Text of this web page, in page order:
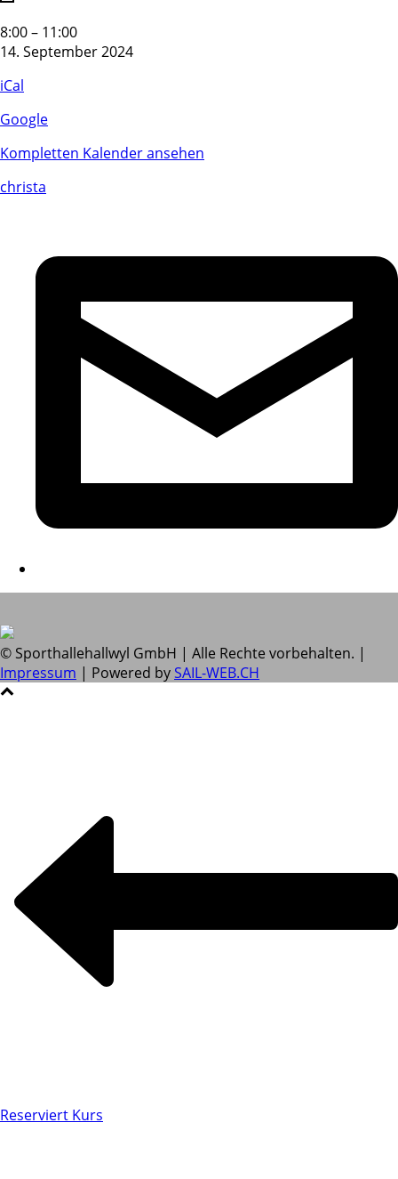
Reserviert
DSH
8:00– 11:00
14. September 2024
iCal
Google
Kompletten Kalender ansehen
christa
© Sporthallehallwyl GmbH | Alle Rechte vorbehalten. |
Impressum | Powered by SAIL-WEB.CH
Reserviert Kurs